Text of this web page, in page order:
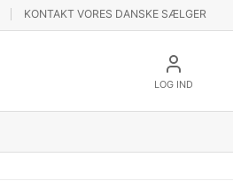
KONTAKT VORES DANSKE SÆLGER
LOG IND